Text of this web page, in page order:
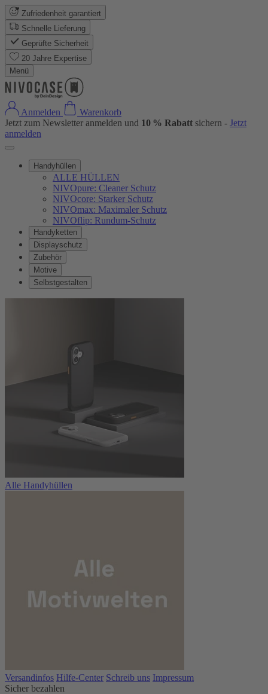
Zufriedenheit garantiert
Schnelle Lieferung
Geprüfte Sicherheit
20 Jahre Expertise
Menü
Anmelden
Warenkorb
Jetzt zum Newsletter anmelden und 10 % Rabatt sichern - Jetzt
anmelden
Handyhüllen
ALLE HÜLLEN
NIVOpure: Cleaner Schutz
NIVOcore: Starker Schutz
NIVOmax: Maximaler Schutz
NIVOflip: Rundum-Schutz
Handyketten
Displayschutz
Zubehör
Motive
Selbstgestalten
Alle Handyhüllen
Versandinfos Hilfe-Center Schreib uns Impressum
Sicher bezahlen